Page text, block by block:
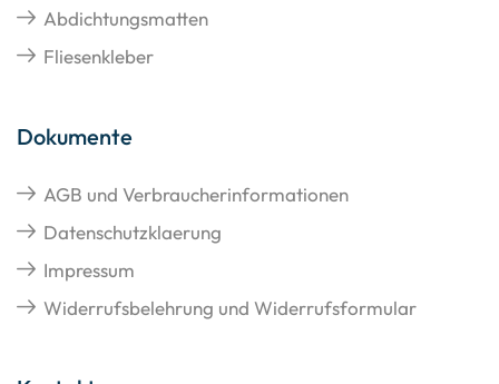
Abdichtungsmatten
Fliesenkleber
Dokumente
AGB und Verbraucherinformationen
Datenschutzklaerung
Impressum
Widerrufsbelehrung und Widerrufsformular